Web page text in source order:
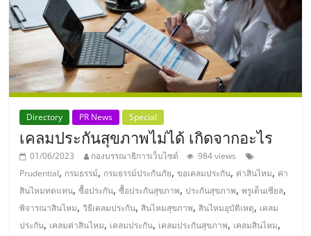
ไชส์
แฟ
รน
ไชส์
ขาย
หน้า
Directory PR News Special
เคลมประกันสุขภาพไม่ได้ เกิดจากอะไร
01/06/2023 กองบรรณาธิการเว็บไซต์
984 views
Prudential, กรมธรรม์, กรมธรรม์ประกันภัย,ขอเคลมประกัน, ค่าสินไหม, ค่า
สินไหมทดแทน,ซื้อประกัน,ซื้อประกันสุขภาพ,ประกันสุขภาพ,พรูเด็นเซียล,
พิจารณาสินไหม,วิธีเคลมประกัน,สินไหมสุขภาพ,สินไหมอุบัติเหตุ, เคลม
ประกัน, เคลมค่าสินไหม, เคลมประกัน, เคลมประกันสุขภาพ, เคลมสินไหม,